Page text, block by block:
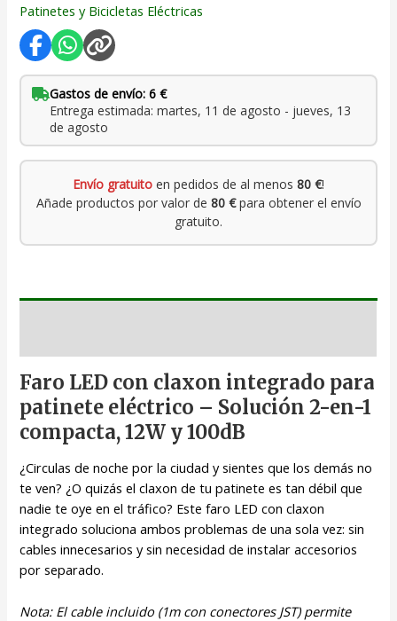
Patinetes y Bicicletas Eléctricas
Gastos de envío: 6 €
Entrega estimada: martes, 11 de agosto - jueves, 13
de agosto
Envío gratuito en pedidos de al menos 80 €!
Añade productos por valor de 80 €para obtener el envío
gratuito.
Faro LED con claxon integrado para
patinete eléctrico – Solución 2-en-1
compacta, 12W y 100dB
¿Circulas de noche por la ciudad y sientes que los demás no
te ven? ¿O quizás el claxon de tu patinete es tan débil que
nadie te oye en el tráfico? Este faro LED con claxon
integrado soluciona ambos problemas de una sola vez: sin
cables innecesarios y sin necesidad de instalar accesorios
por separado.
Nota: El cable incluido (1m con conectores JST) permite